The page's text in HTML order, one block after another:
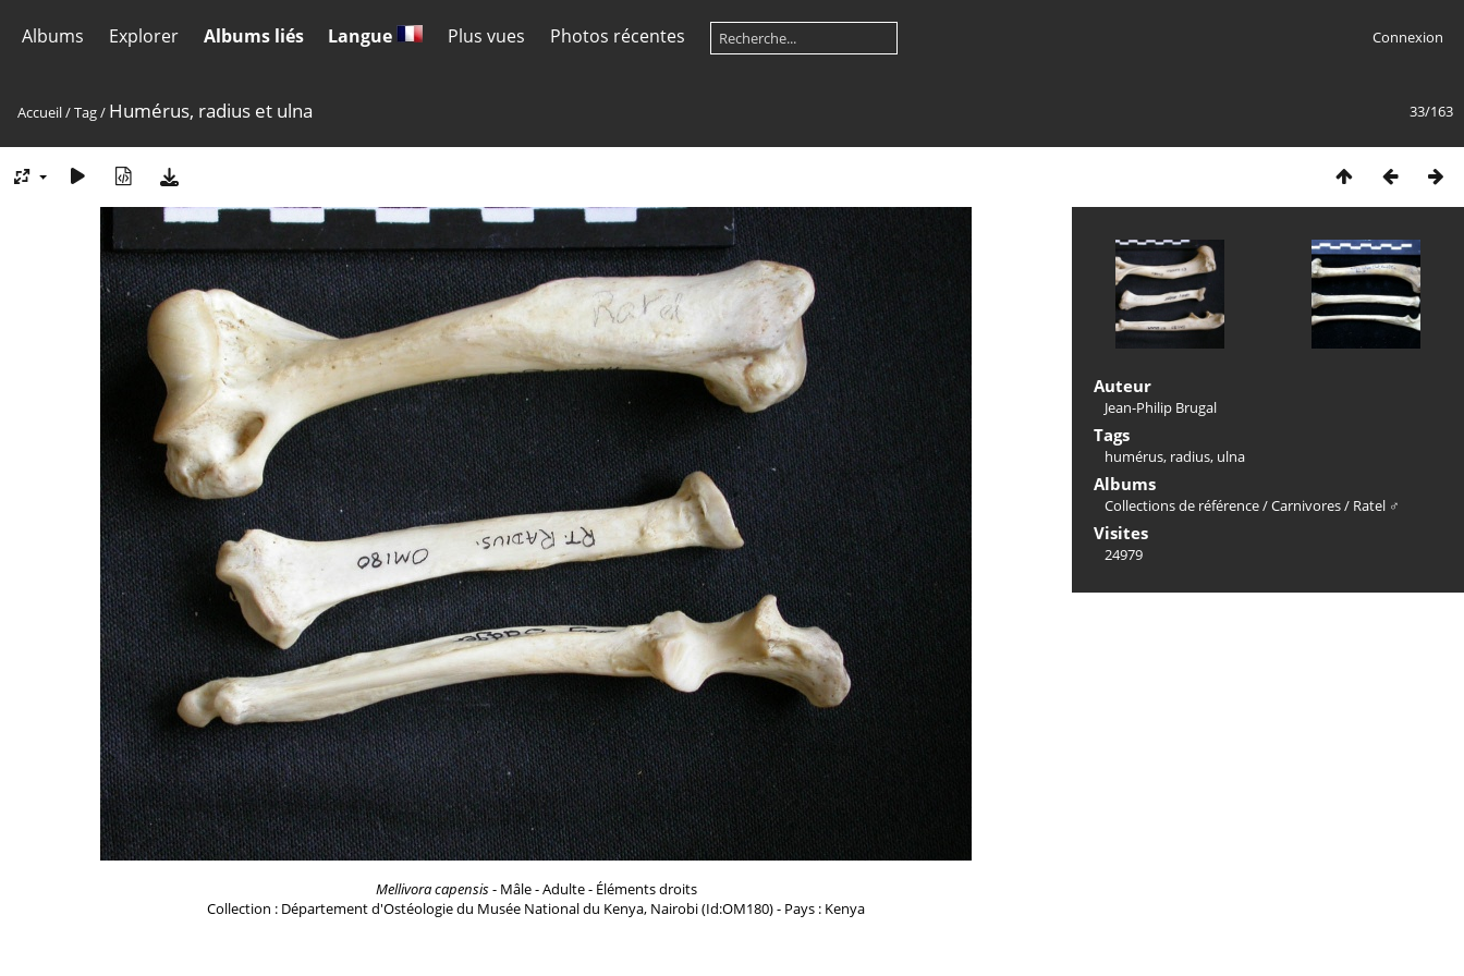
Albums Explorer Albums liés Langue Plus vues Photos récentes Connexion
33/163
Accueil/Tag/ Humérus, radius et ulna
Mellivora capensis- Mâle - Adulte - Éléments droits
Collection : Département d'Ostéologie du Musée National du Kenya, Nairobi (Id:OM180) - Pays : Kenya
Auteur
Jean-Philip Brugal
Tags
humérus, radius, ulna
Albums
Collections de référence/Carnivores/ Ratel ♂
Visites
24979